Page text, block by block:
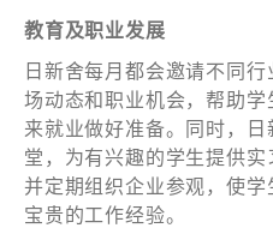
教育及职业发展
日新舍每月都会邀请不同
场动态和职业机会，帮助
来就业做好准备。同时，
堂，为有兴趣的学生提供实
并定期组织企业参观，使
宝贵的工作经验。